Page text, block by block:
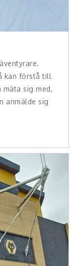
kan förstå till
sig med,
anmälde sig